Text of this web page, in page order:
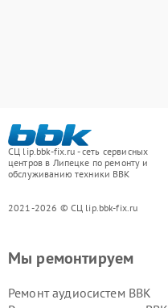
СЦ lip.bbk-fix.ru - сеть сервисных
центров в Липецке по ремонту и
обслуживанию техники BBK
2021-2026 © СЦ lip.bbk-fix.ru
Мы ремонтируем
Ремонт аудиосистем BBK